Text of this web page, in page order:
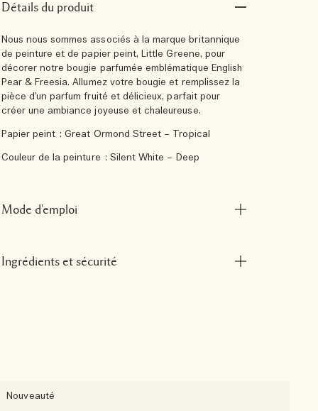
Détails du produit
Nous nous sommes associés à la marque britannique
de peinture et de papier peint, Little Greene, pour
décorer notre bougie parfumée emblématique English
Pear & Freesia. Allumez votre bougie et remplissez la
pièce d’un parfum fruité et délicieux, parfait pour
créer une ambiance joyeuse et chaleureuse.
Papier peint : Great Ormond Street – Tropical
Couleur de la peinture : Silent White – Deep
Mode d'emploi
Ingrédients et sécurité
Nouveauté